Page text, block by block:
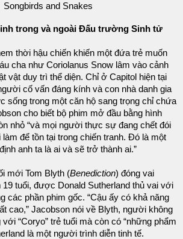
Songbirds and Snakes
trong và ngoài Đấu trường Sinh tử
thời hậu chiến khiến một đứa trẻ muốn
cha như Coriolanus Snow lâm vào cảnh
vật duy trì thể diện. Chỉ ở Capitol hiện tại
cố vấn đáng kính và con nhà danh gia
sống trong một căn hộ sang trọng chỉ chứa
cho biết bộ phim mở đầu bằng hình
nhỏ “và mọi người thực sự đang chết đói
để tồn tại trong chiến tranh. Đó là một
anh ta là ai và sẽ trở thành ai.”
mới Tom Blyth (Benediction) đóng vai
19 tuổi, được Donald Sutherland thủ vai với
các phần phim gốc. “Cậu ấy có khả năng
cao,” Jacobson nói về Blyth, người không
“Coryo” trẻ tuổi mà còn có “những phẩm
là một người trình diễn tinh tế.